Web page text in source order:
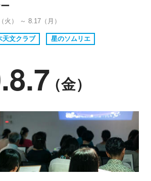
火） ～ 8.17（月）
天文クラブ 星のソムリエ
（金）